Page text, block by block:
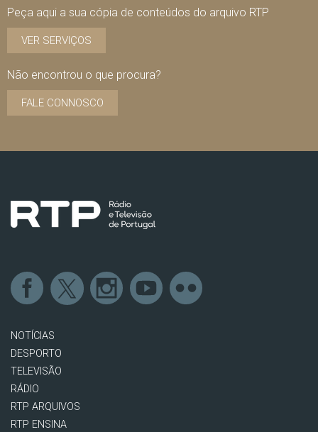
Peça aqui a sua cópia de conteúdos do arquivo RTP
VER SERVIÇOS
Não encontrou o que procura?
FALE CONNOSCO
NOTÍCIAS
DESPORTO
TELEVISÃO
RÁDIO
RTP ARQUIVOS
RTP ENSINA